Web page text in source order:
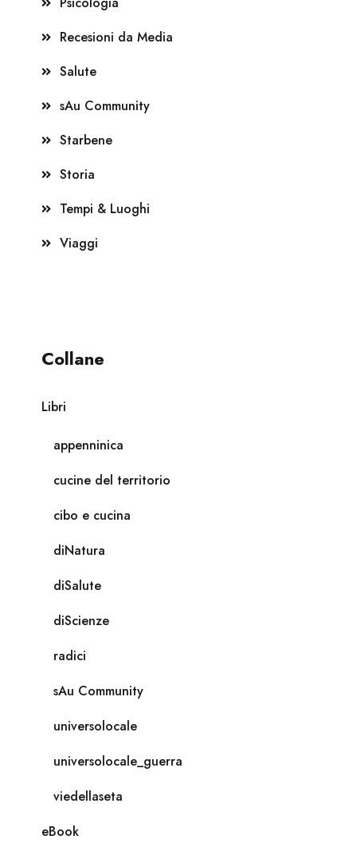
Recesioni da Media
Salute
sAu Community
Starbene
Storia
Tempi & Luoghi
Viaggi
Collane
Libri
appenninica
cucine del territorio
cibo e cucina
diNatura
diSalute
diScienze
radici
sAu Community
universolocale
universolocale_guerra
viedellaseta
eBook